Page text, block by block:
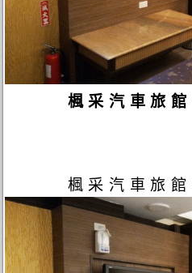
楓采汽車旅
楓采汽車旅